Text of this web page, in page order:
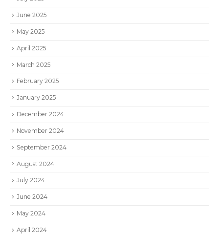
June 2025
May 2025
April 2025
March 2025
February 2025
January 2025
December 2024
November 2024
September 2024
August 2024
July 2024
June 2024
May 2024
April 2024